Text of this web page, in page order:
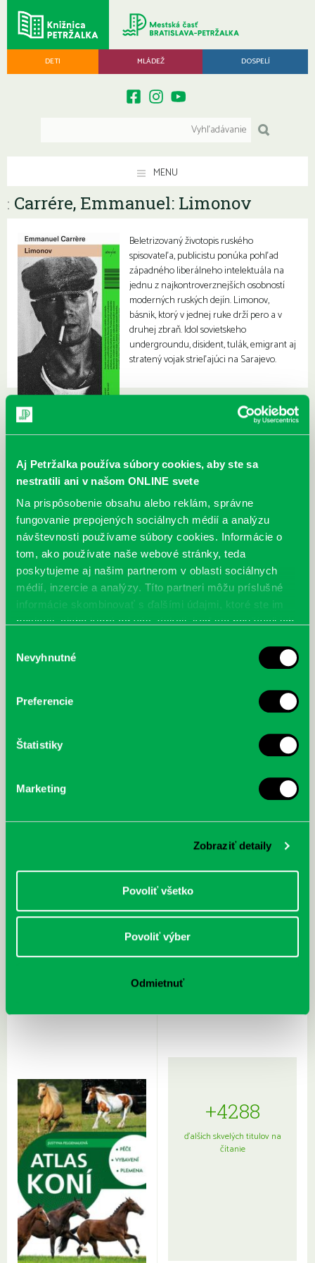
Aj Petržalka používa súbory cookies, aby ste sa
nestratili ani v našom ONLINE svete
Na prispôsobenie obsahu alebo reklám, správne
fungovanie prepojených sociálnych médií a analýzu
návštevnosti používame súbory cookies. Informácie o
tom, ako používate naše webové stránky, teda
poskytujeme aj našim partnerom v oblasti sociálnych
médií, inzercie a analýzy. Títo partneri môžu príslušné
informácie skombinovať s ďalšími údajmi, ktoré ste im
poskytli, alebo ktoré od vás získali, keď ste používali ich
súhlasu
Nevyhnutné
Preferencie
Štatistiky
Marketing
Zobraziť detaily
Povoliť všetko
Povoliť výber
Odmietnuť
DETI MLÁDEŽ DOSPELÍ
MENU
: Carrére, Emmanuel: Limonov
Beletrizovaný životopis ruského
spisovateľa, publicistu ponúka pohľad
západného liberálneho intelektuála na
jednu z najkontroverznejších osobností
moderných ruských dejín. Limonov,
básnik, ktorý v jednej ruke drží pero a v
druhej zbraň. Idol sovietskeho
undergroundu, disident, tulák, emigrant aj
stratený vojak strieľajúci na Sarajevo.
cyklistu modernej doby:
nezastaviteľný
Sprievodca po hviezdnej oblohe
kompletný sprievodca
+4288
ďalších skvelých titulov na
čítanie